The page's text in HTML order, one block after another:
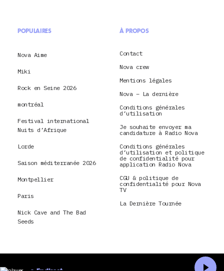
POPULAIRES
Nova Aime
Miki
Rock en Seine 2026
montréal
Festival international
Nuits d’Afrique
Lorde
Saison méditerranée 2026
Montpellier
Paris
Nick Cave and The Bad
Seeds
À PROPOS
Contact
Nova crew
Mentions légales
Nova – La dernière
Conditions générales
d’utilisation
Je souhaite envoyer ma
candidature à Radio Nova
Conditions générales
d’utilisation et politique
de confidentialité pour
application Radio Nova
CGU & politique de
confidentialité pour Nova
TV
La Dernière Tournée